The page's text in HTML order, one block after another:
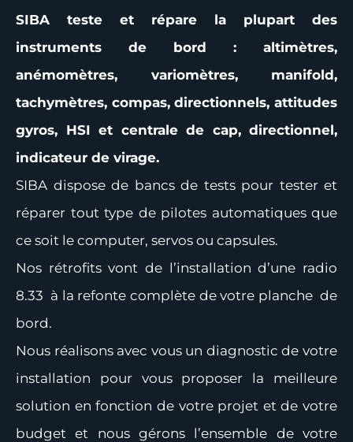
SIBA teste et répare la plupart des
instruments de bord : altimètres,
anémomètres, variomètres, manifold,
tachymètres, compas, directionnels, attitudes
gyros, HSI et centrale de cap, directionnel,
indicateur de virage.
SIBA dispose de bancs de tests pour tester et
réparer tout type de pilotes automatiques que
ce soit le computer, servos ou capsules.
Nos rétrofits vont de l’installation d’une radio
8.33 à la refonte complète de votre planche de
bord.
Nous réalisons avec vous un diagnostic de votre
installation pour vous proposer la meilleure
solution en fonction de votre projet et de votre
budget et nous gérons l’ensemble de votre